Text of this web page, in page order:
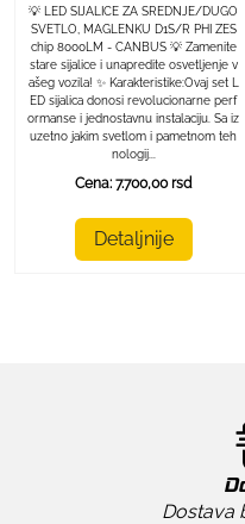
💡 LED SIJALICE ZA SREDNJE/DUGO
SVETLO, MAGLENKU D1S/R PHI ZES
chip 8000LM - CANBUS 💡 Zamenite
stare sijalice i unapredite osvetljenje v
ašeg vozila! ✨ Karakteristike:Ovaj set L
ED sijalica donosi revolucionarne perf
ormanse i jednostavnu instalaciju. Sa iz
uzetno jakim svetlom i pametnom teh
nologij...
Cena: 7.700,00 rsd
Detaljnije
Dostava